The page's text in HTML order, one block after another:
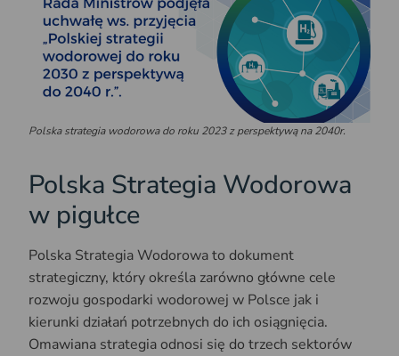
Polska strategia wodorowa do roku 2023 z perspektywą na 2040r.
Polska Strategia Wodorowa
w pigułce
Polska Strategia Wodorowa to dokument
strategiczny, który określa zarówno główne cele
rozwoju gospodarki wodorowej w Polsce jak i
kierunki działań potrzebnych do ich osiągnięcia.
Omawiana strategia odnosi się do trzech sektorów